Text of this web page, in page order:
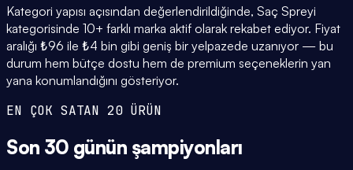
Kategori yapısı açısından değerlendirildiğinde, Saç Spreyi
kategorisinde 10+ farklı marka aktif olarak rekabet ediyor. Fiyat
aralığı ₺96 ile ₺4 bin gibi geniş bir yelpazede uzanıyor — bu
durum hem bütçe dostu hem de premium seçeneklerin yan
yana konumlandığını gösteriyor.
EN ÇOK SATAN 20 ÜRÜN
Son 30 günün şampiyonları